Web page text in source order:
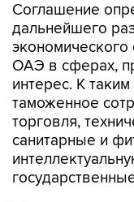
Соглашение
дальнейшего
ОАЭ в сферах,
интерес. К
таможенное
торговля,
санитарные и